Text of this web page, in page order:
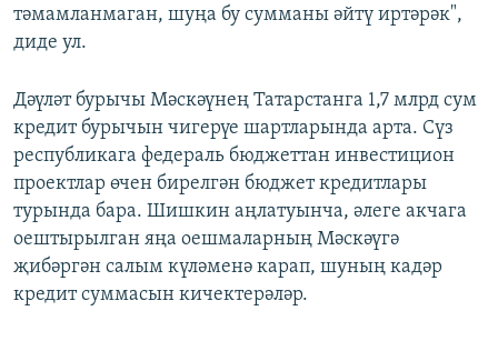
тәмамланмаган, шуңа бу сумманы әйтү иртәрәк",
диде ул.
Дәүләт бурычы Мәскәүнең Татарстанга 1,7 млрд сум
кредит бурычын чигерүе шартларында арта. Сүз
республикага федераль бюджеттан инвестицион
проектлар өчен бирелгән бюджет кредитлары
турында бара. Шишкин аңлатуынча, әлеге акчага
оештырылган яңа оешмаларның Мәскәүгә
җибәргән салым күләменә карап, шуның кадәр
кредит суммасын кичектерәләр.